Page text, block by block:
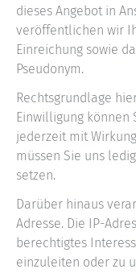
dieses Angebot in
veröffentlichen wir
Einreichung sowie
Pseudonym.
Rechtsgrundlage
Einwilligung können
jederzeit mit
müssen Sie uns
setzen.
Darüber hinaus
Adresse. Die IP-
berechtigtes
einzuleiten oder zu